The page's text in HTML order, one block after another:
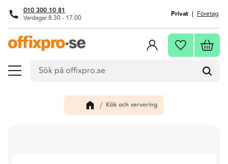
Meny
010 300 10 81
Vardagar 8.30 - 17.00 Privat Företag
Favoriter
Kök och servering